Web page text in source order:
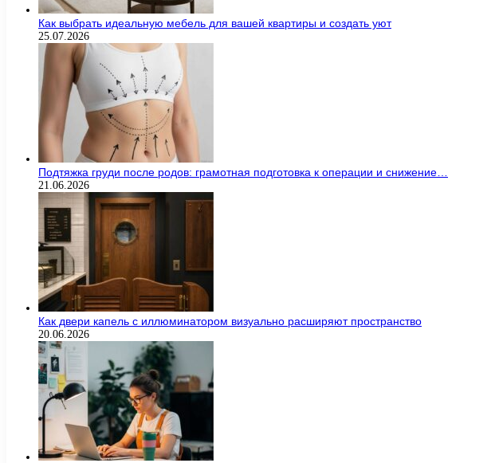
Как выбрать идеальную мебель для вашей квартиры и создать уют
25.07.2026
Подтяжка груди после родов: грамотная подготовка к операции и снижение…
21.06.2026
Как двери капель с иллюминатором визуально расширяют пространство
20.06.2026